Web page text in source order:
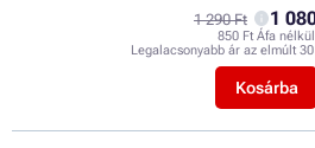
1 290 Ft 1
850 Ft Áfa nélkül
Legalacsonyabb ár az elmúlt
Kosárba